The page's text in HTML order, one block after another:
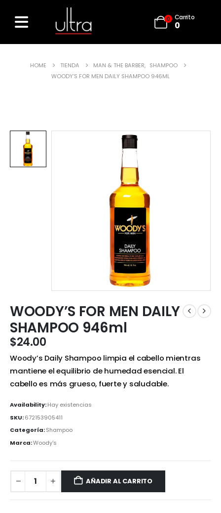
0 Carrito
0
HOME TIENDA MAN & THE BARBER, SHAMPOO
WOODY’S FOR MEN DAILY SHAMPOO 946ML
WOODY’S FOR MEN DAILY
SHAMPOO 946ml
$24.00
Woody’s Daily Shampoo limpia el cabello mientras
mantiene el equilibrio de humedad esencial. El
cabello es más grueso, fuerte y saludable.
Availability:Hay existencias
SKU:672153905411
Categoría:Shampoo
Marca:Woody's
AÑADIR AL CARRITO